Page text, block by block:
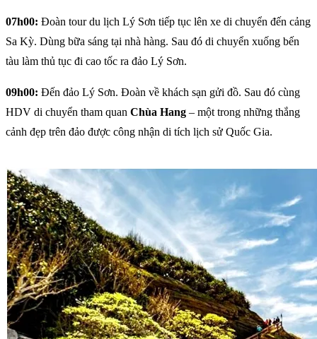
07h00: Đoàn tour du lịch Lý Sơn tiếp tục lên xe di chuyển đến cảng
Sa Kỳ. Dùng bữa sáng tại nhà hàng. Sau đó di chuyển xuống bến
tàu làm thủ tục đi cao tốc ra đảo Lý Sơn.
09h00: Đến đảo Lý Sơn. Đoàn về khách sạn gửi đồ. Sau đó cùng
HDV di chuyển tham quan Chùa Hang – một trong những thắng
cảnh đẹp trên đảo được công nhận di tích lịch sử Quốc Gia.